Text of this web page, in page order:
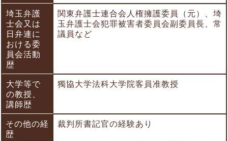
埼玉弁護
士会又は
日弁連に
おける委
員会活動
歴
関東弁護士連合会人権擁護委員（元）、埼
玉弁護士会犯罪被害者委員会副委員長、常
議員など
大学等で
の教授、
講師歴
獨協大学法科大学院客員准教授
その他の経
歴
裁判所書記官の経験あり